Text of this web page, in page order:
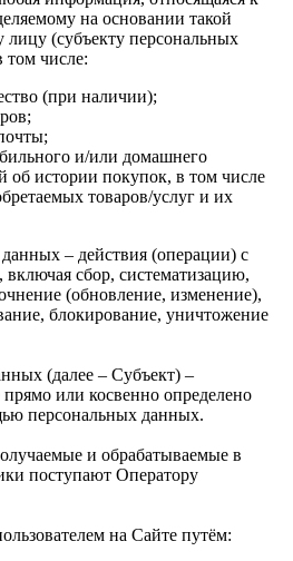
на основании такой
(субъекту персональных
том числе:
(при наличии);
и/или домашнего
об истории покупок, в том числе
товаров/услуг и их
– действия (операции) с
сбор, систематизацию,
(обновление, изменение),
блокирование, уничтожение
(далее – Субъект) –
или косвенно определено
персональных данных.
и обрабатываемые в
поступают Оператору
на Сайте путём: